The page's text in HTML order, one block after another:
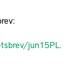
jun15PL.